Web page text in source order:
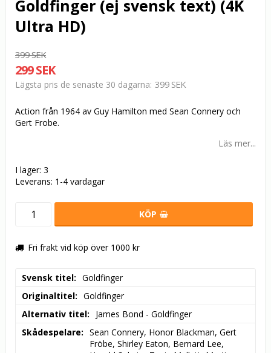
Goldfinger (ej svensk text) (4K
Ultra HD)
399 SEK
299 SEK
Lägsta pris de senaste 30 dagarna 399 SEK
Action från 1964 av Guy Hamilton med Sean Connery och
Gert Frobe.
Läs mer...
I lager: 3
Leverans: 1-4 vardagar
KÖP
Fri frakt vid köp över 1000 kr
Svensk titel
Goldfinger
Originaltitel
Goldfinger
Alternativ titel
James Bond - Goldfinger
Skådespelare
Sean Connery, Honor Blackman, Gert
Fröbe, Shirley Eaton, Bernard Lee,